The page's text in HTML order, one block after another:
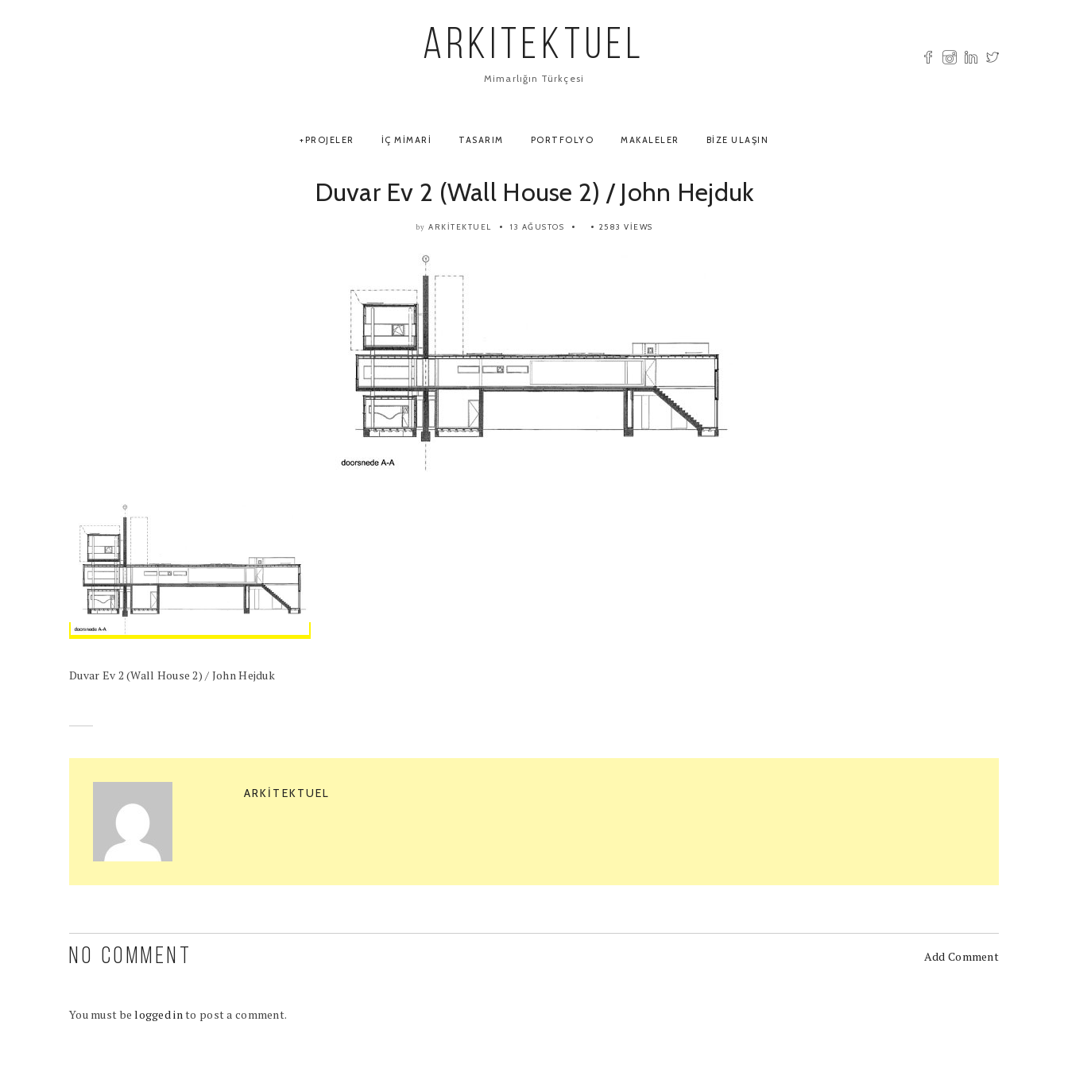
ARKITEKTUEL
Mimarlığın Türkçesi
PROJELER İÇ MIMARI TASARIM PORTFOLYO MAKALELER BIZE ULAŞIN
Duvar Ev 2 (Wall House 2) / John Hejduk
by ARKITEKTUEL 13 AĞUSTOS 2583 VIEWS
Duvar Ev 2 (Wall House 2) / John Hejduk
ARKITEKTUEL
NO COMMENT Add Comment
You must belogged into post a comment.